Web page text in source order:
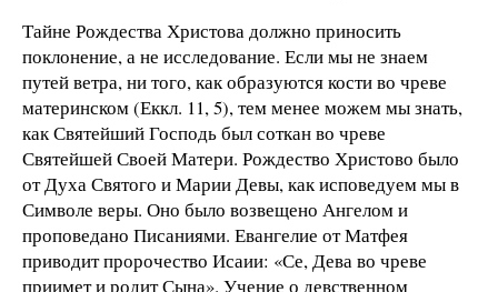
Тайне Рождества Христова должно приносить
поклонение, а не исследование. Если мы не знаем
путей ветра, ни того, как образуются кости во чреве
материнском (Еккл. 11, 5), тем менее можем мы знать,
как Святейший Господь был соткан во чреве
Святейшей Своей Матери. Рождество Христово было
от Духа Святого и Марии Девы, как исповедуем мы в
Символе веры. Оно было возвещено Ангелом и
проповедано Писаниями. Евангелие от Матфея
приводит пророчество Исаии: «Се, Дева во чреве
приимет и родит Сына». Учение о девственном